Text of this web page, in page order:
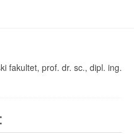
fakultet, prof. dr. sc., dipl. ing.